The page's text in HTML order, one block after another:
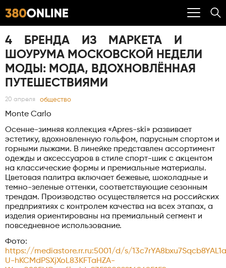
4 БРЕНДА ИЗ МАРКЕТА И
ШОУРУМА МОСКОВСКОЙ НЕДЕЛИ
МОДЫ: МОДА, ВДОХНОВЛЁННАЯ
ПУТЕШЕСТВИЯМИ
20 апреля общество
Monte Carlo
Осенне-зимняя коллекция «Apres-ski» развивает
эстетику, вдохновленную гольфом, парусным спортом и
горными лыжами. В линейке представлен ассортимент
одежды и аксессуаров в стиле спорт-шик с акцентом
на классические формы и премиальные материалы.
Цветовая палитра включает бежевые, шоколадные и
темно-зеленые оттенки, соответствующие сезонным
трендам. Производство осуществляется на российских
предприятиях с контролем качества на всех этапах, а
изделия ориентированы на премиальный сегмент и
повседневное использование.
Фото:
https://mediastore.rr.ru:5001/d/s/
U-hKCMdPSXjXoL83KFTaHZA-